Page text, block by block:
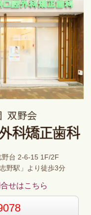
台 2-6-15 1F/2F
野駅」より徒歩3分
せはこちら